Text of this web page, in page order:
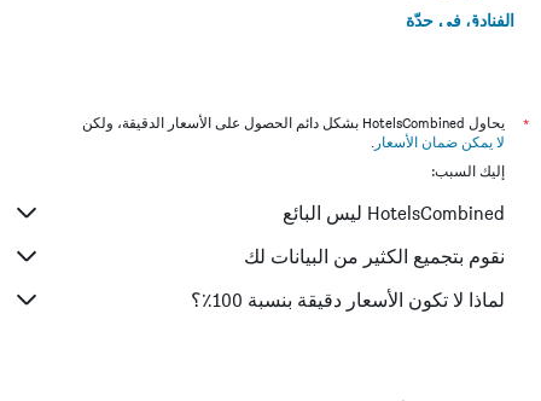
الفنادق في جدّة
*
يحاول HotelsCombined بشكل دائم الحصول على الأسعار الدقيقة، ولكن
لا يمكن ضمان الأسعار .
إليك السبب:
HotelsCombined ليس البائع
نقوم بتجميع الكثير من البيانات لك
لماذا لا تكون الأسعار دقيقة بنسبة 100٪؟